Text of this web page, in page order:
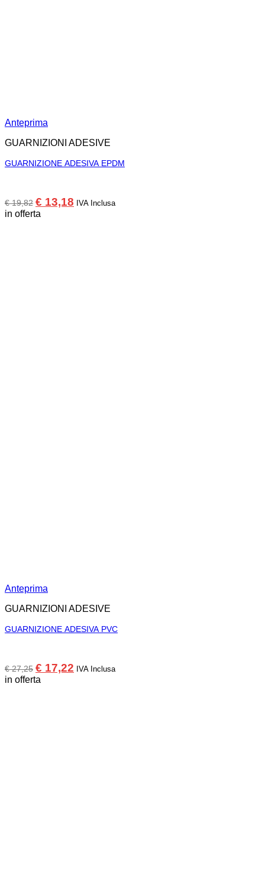
Anteprima
GUARNIZIONI ADESIVE
GUARNIZIONE ADESIVA EPDM
€19,82 Il
prezzo
€ 13,18 IlIVA Inclusa
in offerta
Anteprima
GUARNIZIONI ADESIVE
GUARNIZIONE ADESIVA PVC
€27,25 Il
prezzo
€ 17,22 IlIVA Inclusa
in offerta